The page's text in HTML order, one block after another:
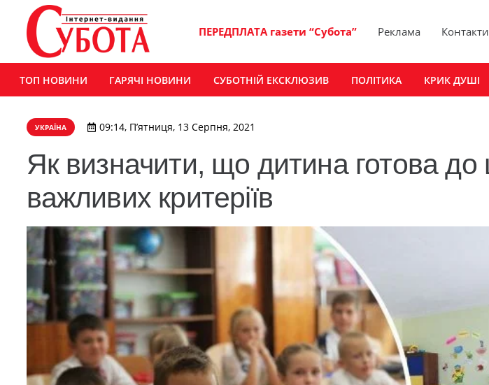
ПЕРЕДПЛАТА газети “Субота” Реклама Контакти
ТОП НОВИНИ ГАРЯЧІ НОВИНИ СУБОТНІЙ ЕКСКЛЮЗИВ ПОЛІТИКА КРИК ДУШІ
УКРАЇНА 09:14, П’ятниця, 13 Серпня, 2021
Як визначити, що дитина готова до
важливих критеріїв